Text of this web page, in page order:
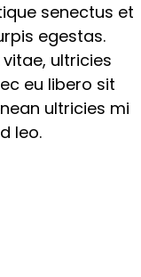
senectus et
egestas.
ultricies
eu libero sit
ultricies mi
leo.